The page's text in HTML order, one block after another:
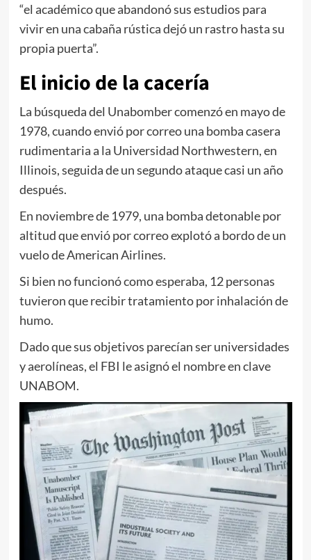
“el académico que abandonó sus estudios para
vivir en una cabaña rústica dejó un rastro hasta su
propia puerta”.
El inicio de la cacería
La búsqueda del Unabomber comenzó en mayo de
1978, cuando envió por correo una bomba casera
rudimentaria a la Universidad Northwestern, en
Illinois, seguida de un segundo ataque casi un año
después.
En noviembre de 1979, una bomba detonable por
altitud que envió por correo explotó a bordo de un
vuelo de American Airlines.
Si bien no funcionó como esperaba, 12 personas
tuvieron que recibir tratamiento por inhalación de
humo.
Dado que sus objetivos parecían ser universidades
y aerolíneas, el FBI le asignó el nombre en clave
UNABOM.